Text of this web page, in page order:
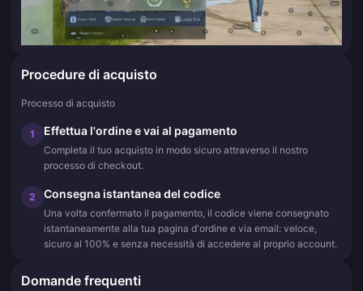
Procedure di acquisto
Processo di acquisto
1 Effettua l'ordine e vai al pagamento
Completa il tuo acquisto in modo sicuro attraverso il nostro
processo di checkout.
2 Consegna istantanea del codice
Una volta confermato il pagamento, il codice viene consegnato
istantaneamente alla tua pagina d'ordine e via email: veloce,
sicuro al 100% e senza necessità di accedere al proprio account.
Domande frequenti